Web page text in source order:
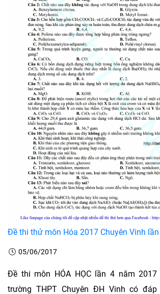
Đề thi thử môn Hóa 2017 Chuyên Vinh
05/06/2017
Đề thi môn HÓA HỌC lần 4 năm
trường THPT Chuyên ĐH Vinh có